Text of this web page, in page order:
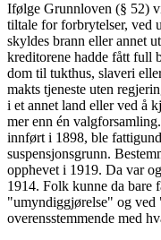
Ifølge Grunnloven (§ 52)
tiltale for forbrytelser, ved
skyldes brann eller annet
kreditorene hadde fått full
dom til tukthus, slaveri
makts tjeneste uten
i et annet land eller ved å
mer enn én
innført i 1898, ble
suspensjonsgrunn.
opphevet i 1919. Da var
1914. Folk kunne da bare
"umyndiggjørelse" og ved
overensstemmende med